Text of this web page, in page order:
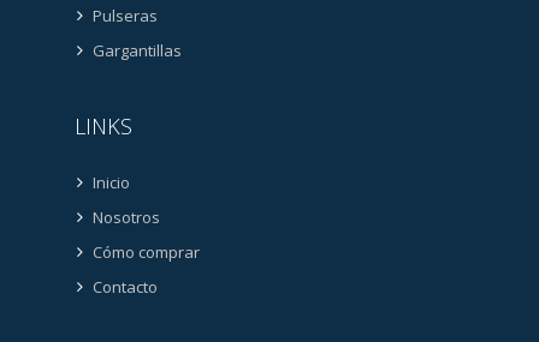
Pulseras
Gargantillas
LINKS
Inicio
Nosotros
Cómo comprar
Contacto